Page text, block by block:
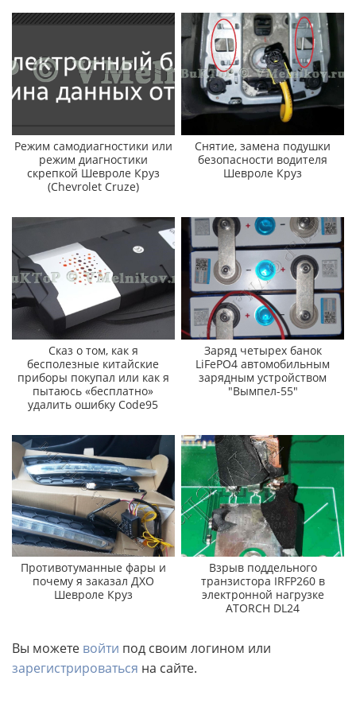
Режим самодиагностики или
режим диагностики
скрепкой Шевроле Круз
(Chevrolet Cruze)
Снятие, замена подушки
безопасности водителя
Шевроле Круз
Сказ о том, как я
бесполезные китайские
приборы покупал или как я
пытаюсь «бесплатно»
удалить ошибку Code95
Заряд четырех банок
LiFePO4 автомобильным
зарядным устройством
"Вымпел-55"
Противотуманные фары и
почему я заказал ДХО
Шевроле Круз
Взрыв поддельного
транзистора IRFP260 в
электронной нагрузке
ATORCH DL24
Вы можете войти под своим логином или
зарегистрироваться на сайте.